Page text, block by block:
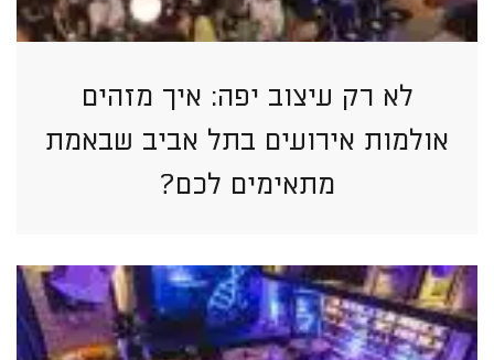
לא רק עיצוב יפה: איך מזהים
אולמות אירועים בתל אביב שבאמת
מתאימים לכם?